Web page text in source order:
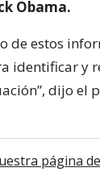
Obama.
de estos
identificar y
dijo el
página